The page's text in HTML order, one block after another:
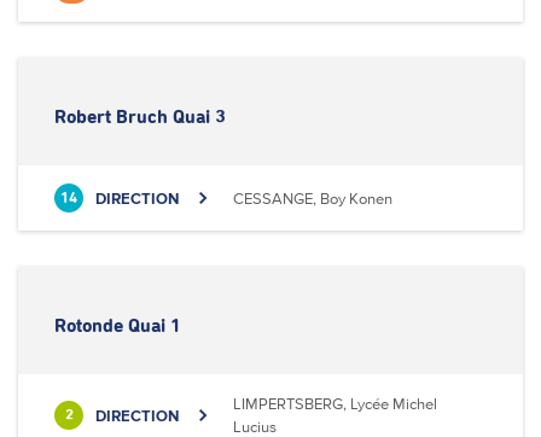
Robert Bruch Quai 3
14 DIRECTION CESSANGE, Boy Konen
Rotonde Quai 1
2 DIRECTION
LIMPERTSBERG, Lycée Michel
Lucius